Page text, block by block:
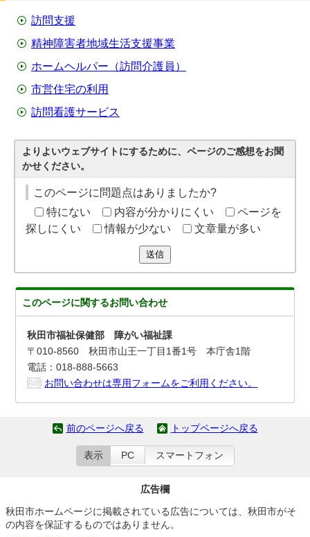
訪問支援
精神障害者地域生活支援事業
ホームヘルパー（訪問介護員）
市営住宅の利用
訪問看護サービス
よりよいウェブサイトにするために、ページのご感想をお聞
かせください。
このページに問題点はありましたか?
特にない
内容が分かりにくい
ページを
探しにくい
情報が少ない 文章量が多い
送信
このページに関するお問い合わせ
秋田市福祉保健部 障がい福祉課
〒010-8560 秋田市山王一丁目1番1号 本庁舎1階
電話：018-888-5663
お問い合わせは専用フォームをご利用ください。
前のページへ戻る トップページへ戻る
表示 PC スマートフォン
広告欄
秋田市ホームページに掲載されている広告については、秋田市がそ
の内容を保証するものではありません。